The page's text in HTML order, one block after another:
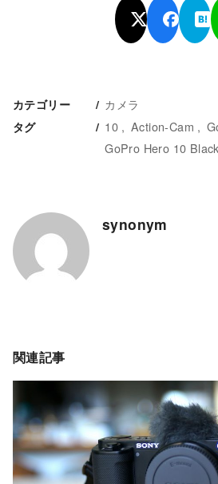
カテゴリー カメラ
タグ 10 Action-Cam
GoPro Hero 10 Black
synonym
関連記事